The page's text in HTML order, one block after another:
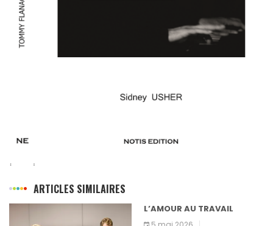
ARTICLES SIMILAIRES
L’AMOUR AU TRAVAIL